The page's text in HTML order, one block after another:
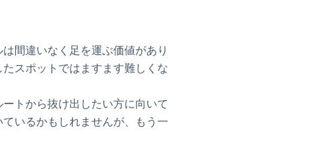
間違いなく足を運ぶ価値があり
スポットではますます難しくな
トから抜け出したい方に向いて
いるかもしれませんが、もう一